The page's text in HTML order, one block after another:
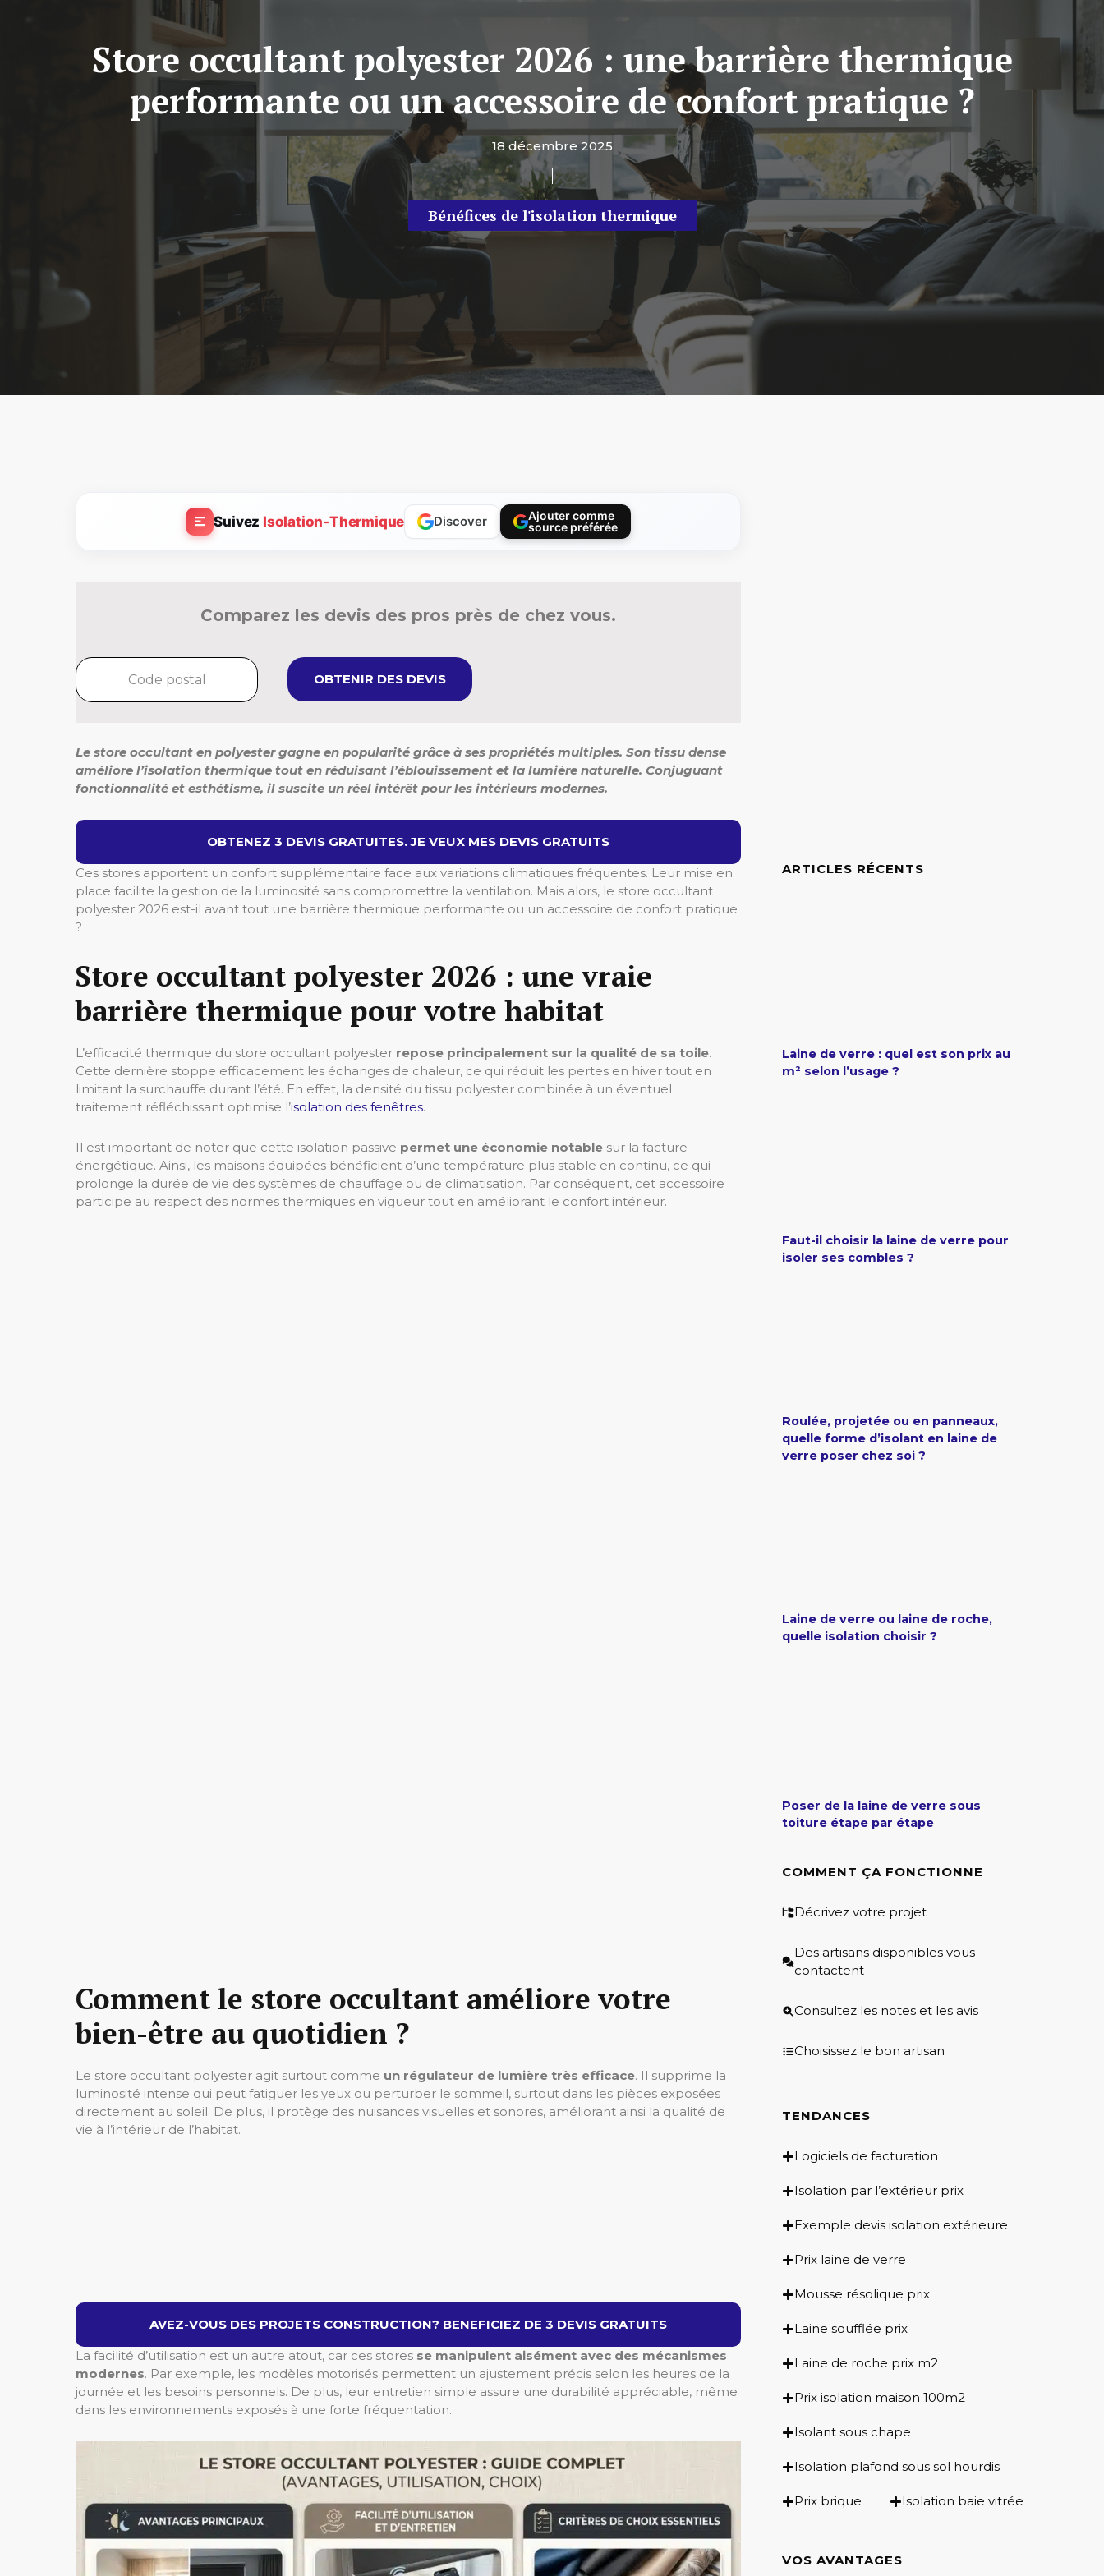
Store occultant polyester 2026 : une barrière thermique
performante ou un accessoire de confort pratique ?
18 décembre 2025
Bénéfices de l'isolation thermique
Suivez Isolation-Thermique Discover
Ajouter comme
source préférée
Comparez les devis des pros près de chez vous.
OBTENIR DES DEVIS
Le store occultant en polyester gagne en popularité grâce à ses propriétés multiples. Son tissu dense
améliore l’isolation thermique tout en réduisant l’éblouissement et la lumière naturelle. Conjuguant
fonctionnalité et esthétisme, il suscite un réel intérêt pour les intérieurs modernes.
OBTENEZ 3 DEVIS GRATUITES. JE VEUX MES DEVIS GRATUITS
Ces stores apportent un confort supplémentaire face aux variations climatiques fréquentes. Leur mise en
place facilite la gestion de la luminosité sans compromettre la ventilation. Mais alors, le store occultant
polyester 2026 est-il avant tout une barrière thermique performante ou un accessoire de confort pratique
?
Store occultant polyester 2026 : une vraie
barrière thermique pour votre habitat
L’efficacité thermique du store occultant polyester repose principalement sur la qualité de sa toile.
Cette dernière stoppe efficacement les échanges de chaleur, ce qui réduit les pertes en hiver tout en
limitant la surchauffe durant l’été. En effet, la densité du tissu polyester combinée à un éventuel
traitement réfléchissant optimise l’isolation des fenêtres.
Il est important de noter que cette isolation passive permet une économie notable sur la facture
énergétique. Ainsi, les maisons équipées bénéficient d’une température plus stable en continu, ce qui
prolonge la durée de vie des systèmes de chauffage ou de climatisation. Par conséquent, cet accessoire
participe au respect des normes thermiques en vigueur tout en améliorant le confort intérieur.
Comment le store occultant améliore votre
bien-être au quotidien ?
Le store occultant polyester agit surtout comme un régulateur de lumière très efficace. Il supprime la
luminosité intense qui peut fatiguer les yeux ou perturber le sommeil, surtout dans les pièces exposées
directement au soleil. De plus, il protège des nuisances visuelles et sonores, améliorant ainsi la qualité de
vie à l’intérieur de l’habitat.
AVEZ-VOUS DES PROJETS CONSTRUCTION? BENEFICIEZ DE 3 DEVIS GRATUITS
La facilité d’utilisation est un autre atout, car ces stores se manipulent aisément avec des mécanismes
modernes. Par exemple, les modèles motorisés permettent un ajustement précis selon les heures de la
journée et les besoins personnels. De plus, leur entretien simple assure une durabilité appréciable, même
dans les environnements exposés à une forte fréquentation.
ARTICLES RÉCENTS
Laine de verre : quel est son prix au
m² selon l’usage ?
Faut-il choisir la laine de verre pour
isoler ses combles ?
Roulée, projetée ou en panneaux,
quelle forme d’isolant en laine de
verre poser chez soi ?
Laine de verre ou laine de roche,
quelle isolation choisir ?
Poser de la laine de verre sous
toiture étape par étape
COMMENT ÇA FONCTIONNE
Décrivez votre projet
Des artisans disponibles vous
contactent
Consultez les notes et les avis
Choisissez le bon artisan
TENDANCES
Logiciels de facturation
Isolation par l’extérieur prix
Exemple devis isolation extérieure
Prix laine de verre
Mousse résolique prix
Laine soufflée prix
Laine de roche prix m2
Prix isolation maison 100m2
Isolant sous chape
Isolation plafond sous sol hourdis
Prix brique Isolation baie vitrée
VOS AVANTAGES